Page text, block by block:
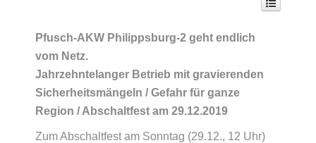
Pfusch-AKW Philippsburg-2 geht endlich
vom Netz.
Jahrzehntelanger Betrieb mit gravierenden
Sicherheitsmängeln / Gefahr für ganze
Region / Abschaltfest am 29.12.2019
Zum Abschaltfest am Sonntag (29.12., 12 Uhr)